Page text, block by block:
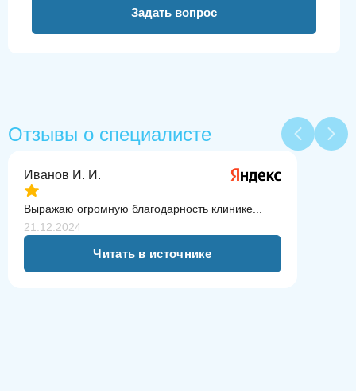
Задать вопрос
Отзывы о специалисте
Иванов И. И.
Выражаю огромную благодарность клинике...
21.12.2024
Читать в источнике